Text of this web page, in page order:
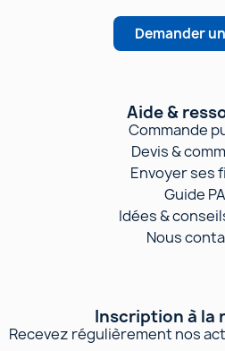
Demander
Aide &
Commande
Devis &
Envoyer ses
Guide
Idées &
Nous
Inscription à la
Recevez régulièrement nos